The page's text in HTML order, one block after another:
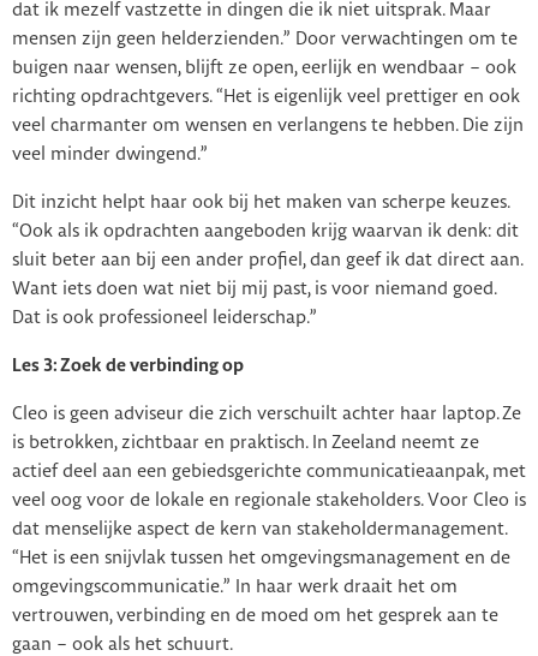
dat ik mezelf vastzette in dingen die ik niet uitsprak. Maar
mensen zijn geen helderzienden.” Door verwachtingen om te
buigen naar wensen, blijft ze open, eerlijk en wendbaar – ook
richting opdrachtgevers. “Het is eigenlijk veel prettiger en ook
veel charmanter om wensen en verlangens te hebben. Die zijn
veel minder dwingend.”
Dit inzicht helpt haar ook bij het maken van scherpe keuzes.
“Ook als ik opdrachten aangeboden krijg waarvan ik denk: dit
sluit beter aan bij een ander profiel, dan geef ik dat direct aan.
Want iets doen wat niet bij mij past, is voor niemand goed.
Dat is ook professioneel leiderschap.”
Les 3: Zoek de verbinding op
Cleo is geen adviseur die zich verschuilt achter haar laptop. Ze
is betrokken, zichtbaar en praktisch. In Zeeland neemt ze
actief deel aan een gebiedsgerichte communicatieaanpak, met
veel oog voor de lokale en regionale stakeholders. Voor Cleo is
dat menselijke aspect de kern van stakeholdermanagement.
“Het is een snijvlak tussen het omgevingsmanagement en de
omgevingscommunicatie.” In haar werk draait het om
vertrouwen, verbinding en de moed om het gesprek aan te
gaan – ook als het schuurt.